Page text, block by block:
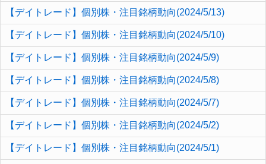
【デイトレード】個別株・注目銘柄動向(2024/5/13)
【デイトレード】個別株・注目銘柄動向(2024/5/10)
【デイトレード】個別株・注目銘柄動向(2024/5/9)
【デイトレード】個別株・注目銘柄動向(2024/5/8)
【デイトレード】個別株・注目銘柄動向(2024/5/7)
【デイトレード】個別株・注目銘柄動向(2024/5/2)
【デイトレード】個別株・注目銘柄動向(2024/5/1)